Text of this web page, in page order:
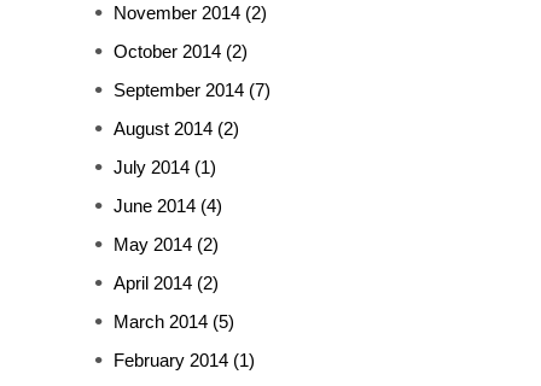
November 2014 (2)
October 2014 (2)
September 2014 (7)
August 2014 (2)
July 2014 (1)
June 2014 (4)
May 2014 (2)
April 2014 (2)
March 2014 (5)
February 2014 (1)